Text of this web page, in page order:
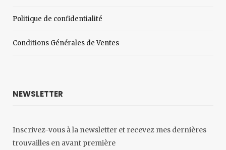
Politique de confidentialité
Conditions Générales de Ventes
NEWSLETTER
Inscrivez-vous à la newsletter et recevez mes dernières
trouvailles en avant première